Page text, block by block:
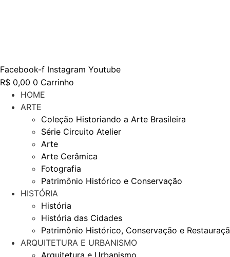
Facebook-f Instagram Youtube
R$ 0,00 0 Carrinho
HOME
ARTE
Coleção Historiando a Arte Brasileira
Série Circuito Atelier
Arte
Arte Cerâmica
Fotografia
Patrimônio Histórico e Conservação
HISTÓRIA
História
História das Cidades
Patrimônio Histórico, Conservação e
ARQUITETURA E URBANISMO
Arquitetura e Urbanismo